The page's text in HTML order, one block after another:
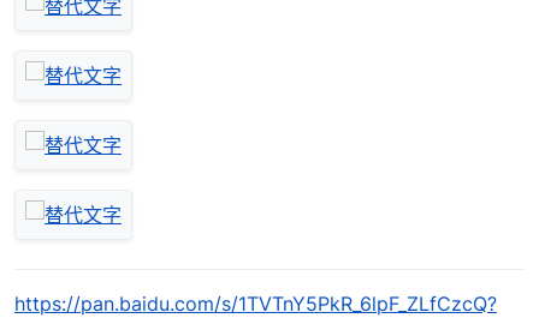
https://pan.baidu.com/s/1TVTnY5PkR_6lpF_ZLfCzcQ?